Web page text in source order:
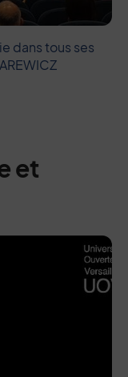
dans tous ses
et